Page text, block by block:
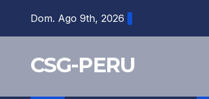
Dom. Ago 9th, 2026
CSG-PERU